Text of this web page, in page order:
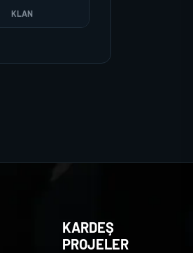
KLAN
KARDEŞ
PROJELER